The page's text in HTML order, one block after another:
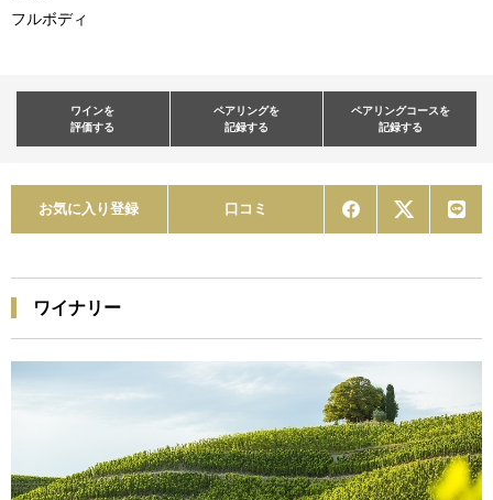
フルボディ
ワインを
評価する
ペアリングを
記録する
ペアリングコースを
記録する
お気に入り登録 口コミ
ワイナリー